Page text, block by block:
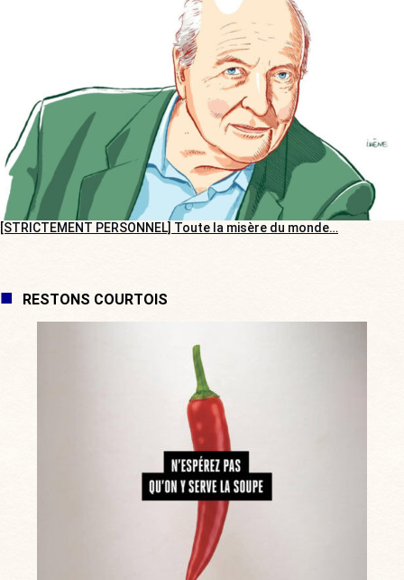
[STRICTEMENT PERSONNEL] Toute la misère du monde…
RESTONS COURTOIS